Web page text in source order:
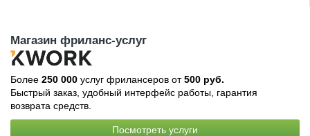
Магазин фриланс-услуг
Более 250 000 услуг фрилансеров от500 руб.
Быстрый заказ, удобный интерфейс работы, гарантия
возврата средств.
Посмотреть услуги